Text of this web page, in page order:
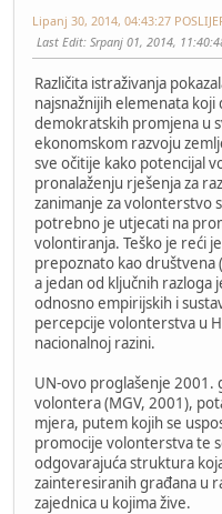
Lipanj 30, 2014, 04:43:27
Last Edit: Srpanj 01, 2014,
Različita istraživanja
najsnažnijih elemenata
demokratskih promjena u
ekonomskom razvoju
sve očitije kako potencijal
pronalaženju rješenja za
zanimanje za volonterstvo
potrebno je utjecati na
volontiranja. Teško je reći
prepoznato kao društvena
a jedan od ključnih razloga
odnosno empirijskih i
percepcije volonterstva u
nacionalnoj razini.
UN-ovo proglašenje
volontera (MGV, 2001),
mjera, putem kojih se
promocije volonterstva te
odgovarajuća struktura
zainteresiranih građana u
zajednica u kojima žive.